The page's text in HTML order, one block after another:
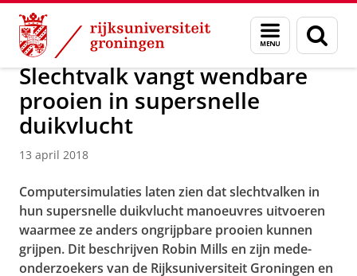
Skip
Content
Skip
Navigation
Menu
en
zoeken
Over ons Actueel Nieuws Nieuwsberichten
Slechtvalk vangt wendbare
prooien in supersnelle
duikvlucht
13 april 2018
Computersimulaties laten zien dat slechtvalken in
hun supersnelle duikvlucht manoeuvres uitvoeren
waarmee ze anders ongrijpbare prooien kunnen
grijpen. Dit beschrijven Robin Mills en zijn mede-
onderzoekers van de Rijksuniversiteit Groningen en